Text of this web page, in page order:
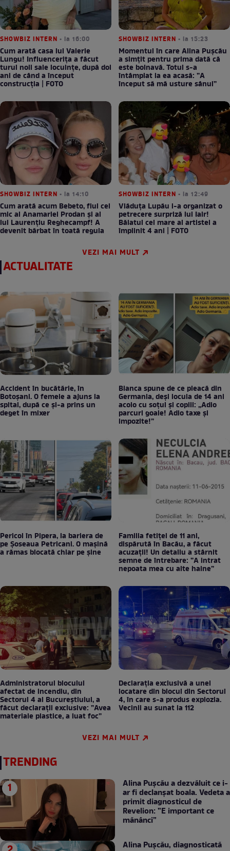
SHOWBIZ INTERN • la 16:00
Cum arată casa lui Valerie
Lungu! Influencerița a făcut
turul noii sale locuințe, după doi
ani de când a început
construcția | FOTO
SHOWBIZ INTERN • la 15:23
Momentul în care Alina Pușcău
a simțit pentru prima dată că
este bolnavă. Totul s-a
întâmplat la ea acasă: ”A
început să mă usture sânul”
SHOWBIZ INTERN • la 14:10
Cum arată acum Bebeto, fiul cel
mic al Anamariei Prodan și al
lui Laurențiu Reghecampf! A
devenit bărbat în toată regula
SHOWBIZ INTERN • la 12:49
Vlăduța Lupău i-a organizat o
petrecere surpriză lui Iair!
Băiatul cel mare al artistei a
împlinit 4 ani | FOTO
VEZI MAI MULT
ACTUALITATE
Accident în bucătărie, în
Botoșani. O femeie a ajuns la
spital, după ce și-a prins un
deget în mixer
Bianca spune de ce pleacă din
Germania, deși locuia de 14 ani
acolo cu soțul și copiii: „Adio
parcuri goale! Adio taxe și
impozite!”
Pericol în Pipera, la bariera de
pe Șoseaua Petricani. O mașină
a rămas blocată chiar pe șine
Familia fetiței de 11 ani,
dispărută în Bacău, a făcut
acuzații! Un detaliu a stârnit
semne de întrebare: ”A intrat
nepoata mea cu alte haine”
Administratorul blocului
afectat de incendiu, din
Sectorul 4 al Bucureștiului, a
făcut declarații exclusive: ”Avea
materiale plastice, a luat foc”
Declarația exclusivă a unei
locatare din blocul din Sectorul
4, în care s-a produs explozia.
Vecinii au sunat la 112
VEZI MAI MULT
TRENDING
Alina Pușcău a dezvăluit ce i-
ar fi declanșat boala. Vedeta a
primit diagnosticul de
Revelion: ”E important ce
mănânci”
Alina Pușcău, diagnosticată